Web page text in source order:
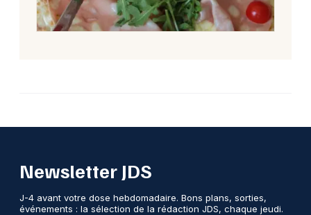
Newsletter JDS
J-4 avant votre dose hebdomadaire. Bons plans, sorties,
événements : la sélection de la rédaction JDS, chaque jeudi.